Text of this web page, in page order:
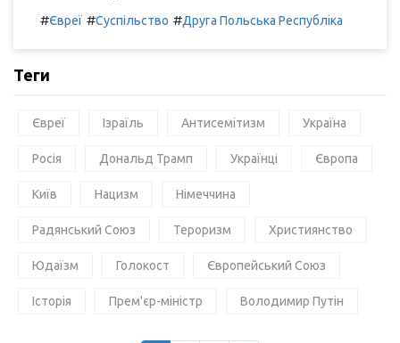
#Євреї #Суспільство #Друга Польська Республіка
Теги
Євреї Ізраїль Антисемітизм Україна
Росія Дональд Трамп Українці Європа
Київ Нацизм Німеччина
Радянський Союз Тероризм Християнство
Юдаїзм Голокост Європейський Союз
Історія Прем'єр-міністр Володимир Путін